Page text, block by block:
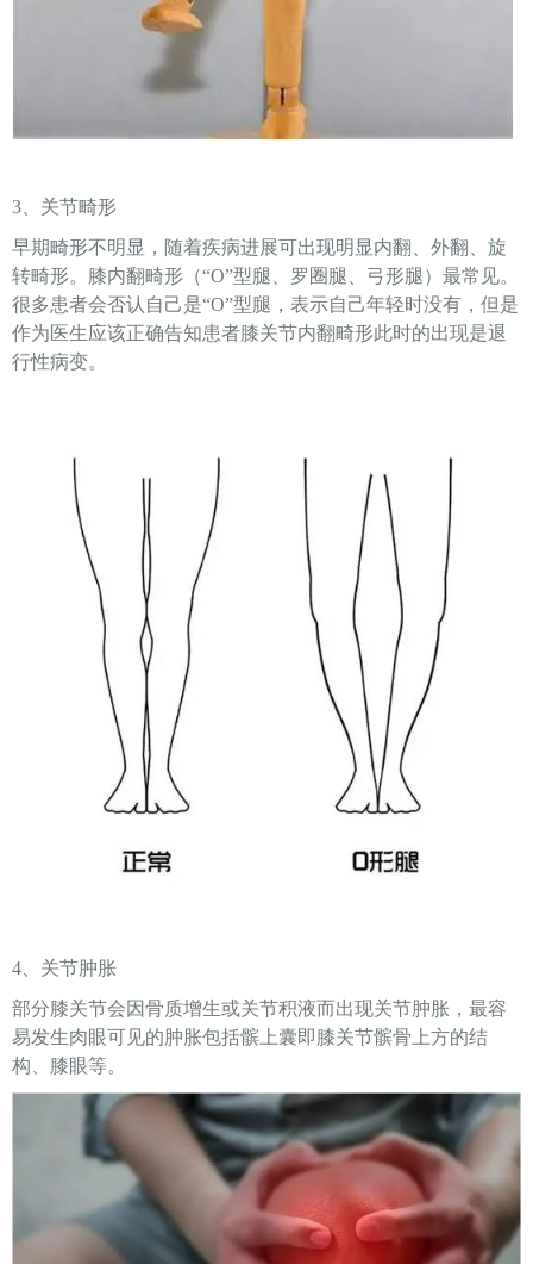
3、关节畸形
早期畸形不明显，随着疾病进展可出现明显内翻、外翻、旋
转畸形。膝内翻畸形（“O”型腿、罗圈腿、弓形腿）最常见。
很多患者会否认自己是“O”型腿，表示自己年轻时没有，但是
作为医生应该正确告知患者膝关节内翻畸形此时的出现是退
行性病变。
4、关节肿胀
部分膝关节会因骨质增生或关节积液而出现关节肿胀，最容
易发生肉眼可见的肿胀包括髌上囊即膝关节髌骨上方的结
构、膝眼等。